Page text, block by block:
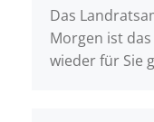
Das
Morgen ist
wieder für Sie